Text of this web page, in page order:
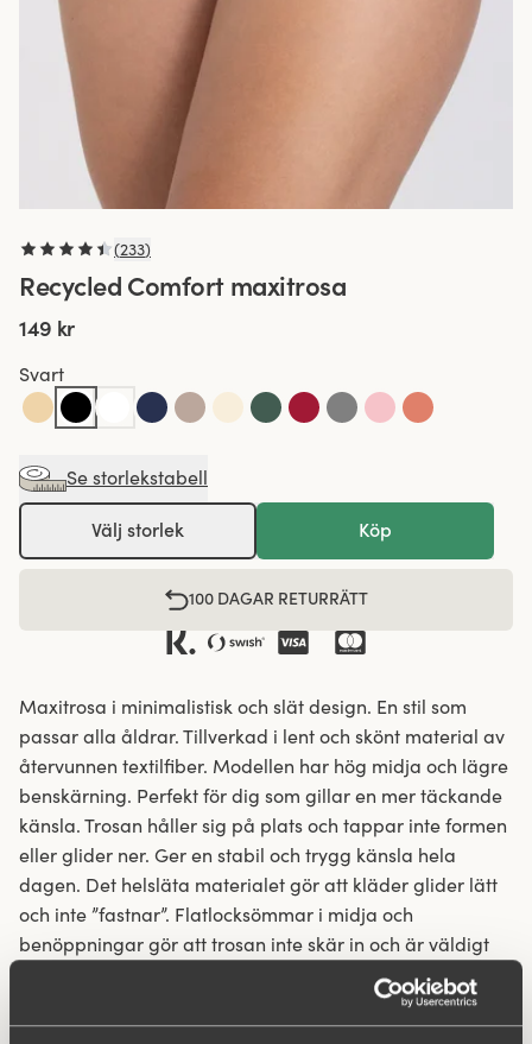
(233)
Recycled Comfort maxitrosa
149 kr
Svart
Se storlekstabell
Välj storlek Köp
100 DAGAR RETURRÄTT
Maxitrosa i minimalistisk och slät design. En stil som
passar alla åldrar. Tillverkad i lent och skönt material av
återvunnen textilfiber. Modellen har hög midja och lägre
benskärning. Perfekt för dig som gillar en mer täckande
känsla. Trosan håller sig på plats och tappar inte formen
eller glider ner. Ger en stabil och trygg känsla hela
dagen. Det helsläta materialet gör att kläder glider lätt
och inte ”fastnar”. Flatlocksömmar i midja och
benöppningar gör att trosan inte skär in och är väldigt
diskret under kläder. Sidsöm 16 cm i storlek 38/40.